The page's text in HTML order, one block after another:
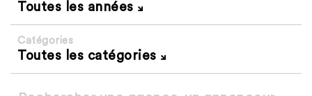
Toutes les années
Catégories
Toutes les catégories